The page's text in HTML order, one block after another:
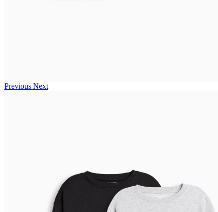
Previous Next